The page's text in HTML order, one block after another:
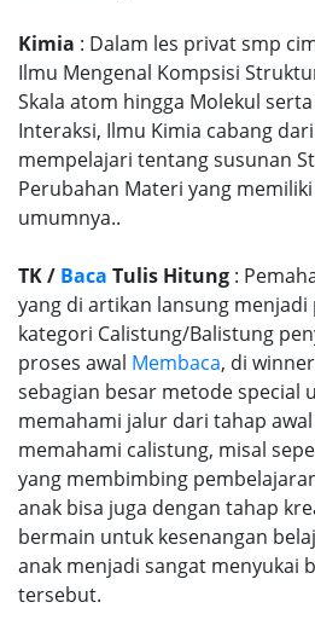
Kimia : Dalam les privat smp
Ilmu Mengenal Kompsisi
Skala atom hingga Molekul
Interaksi, Ilmu Kimia cabang
mempelajari tentang susunan
Perubahan Materi yang
umumnya..
TK / Baca Tulis Hitung :
yang di artikan lansung menjadi
kategori Calistung/Balistung
proses awal Membaca, di
sebagian besar metode special
memahami jalur dari tahap
memahami calistung, misal
yang membimbing
anak bisa juga dengan tahap
bermain untuk kesenangan
anak menjadi sangat menyukai
tersebut.